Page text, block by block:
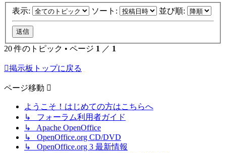
表示: ソート: 並び順:
20 件のトピック • ページ 1 ／ 1
掲示板トップに戻る
ページ移動
ようこそ！はじめての方はこちらへ
↳ フォーラム利用者ガイド
↳ Apache OpenOffice
↳ OpenOffice.org CD/DVD
↳ OpenOffice.org 3 最新情報